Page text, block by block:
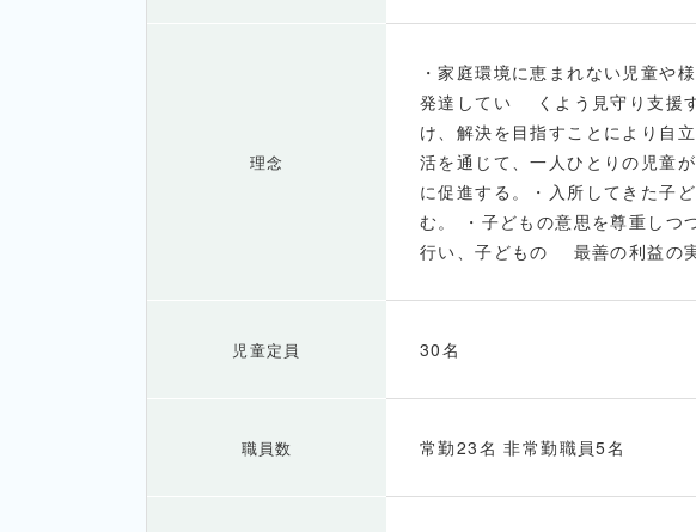
理念
・家庭環境に恵まれない児童や
発達してい くよう見守り支援
け、解決を目指すことにより自
活を通じて、一人ひとりの児
に促進する。・入所してきた子
む。 ・子どもの意思を尊重しつ
行い、子どもの 最善の利益の実
児童定員 30名
職員数 常勤23名 非常勤職員5名